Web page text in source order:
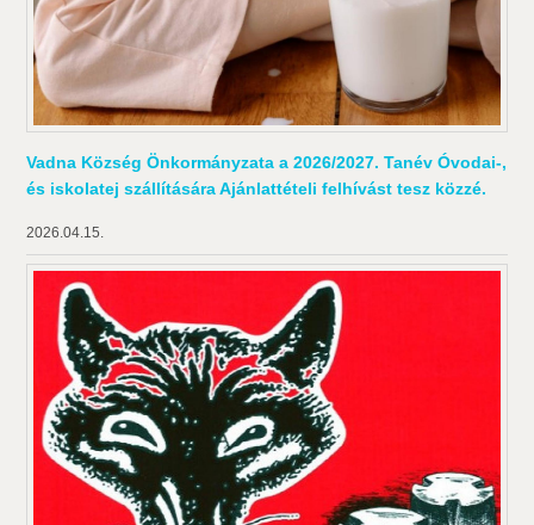
Vadna Község Önkormányzata a 2026/2027. Tanév Óvodai-,
és iskolatej szállítására Ajánlattételi felhívást tesz közzé.
2026.04.15.